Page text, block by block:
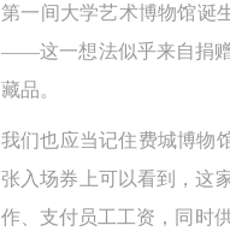
第一间大学艺术博物馆诞
——这一想法似乎来自捐赠
藏品。
我们也应当记住费城博物
张入场券上可以看到，这
作、支付员工工资，同时